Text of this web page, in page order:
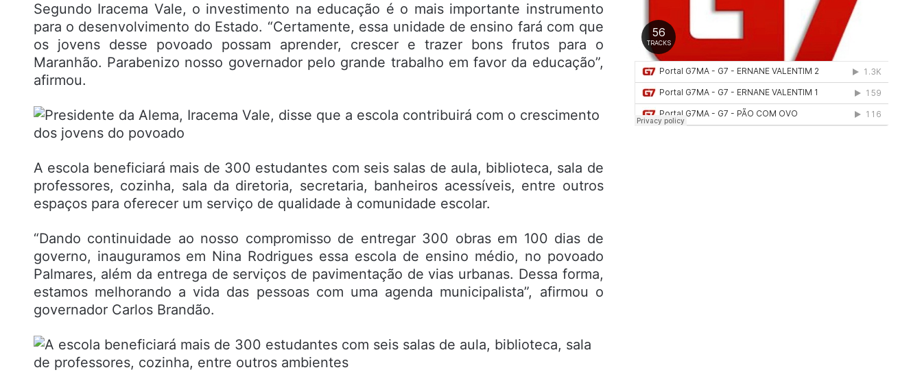
Segundo Iracema Vale, o investimento na educação é o mais importante instrumento
para o desenvolvimento do Estado. “Certamente, essa unidade de ensino fará com que
os jovens desse povoado possam aprender, crescer e trazer bons frutos para o
Maranhão. Parabenizo nosso governador pelo grande trabalho em favor da educação”,
afirmou.
A escola beneficiará mais de 300 estudantes com seis salas de aula, biblioteca, sala de
professores, cozinha, sala da diretoria, secretaria, banheiros acessíveis, entre outros
espaços para oferecer um serviço de qualidade à comunidade escolar.
“Dando continuidade ao nosso compromisso de entregar 300 obras em 100 dias de
governo, inauguramos em Nina Rodrigues essa escola de ensino médio, no povoado
Palmares, além da entrega de serviços de pavimentação de vias urbanas. Dessa forma,
estamos melhorando a vida das pessoas com uma agenda municipalista”, afirmou o
governador Carlos Brandão.